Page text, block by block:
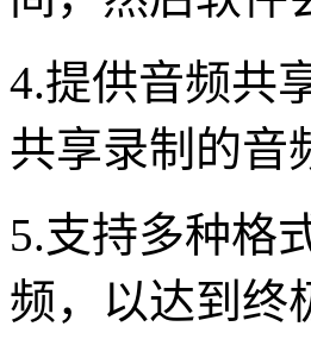
4.提供音频共
共享录制的音
5.支持多种格
频，以达到终